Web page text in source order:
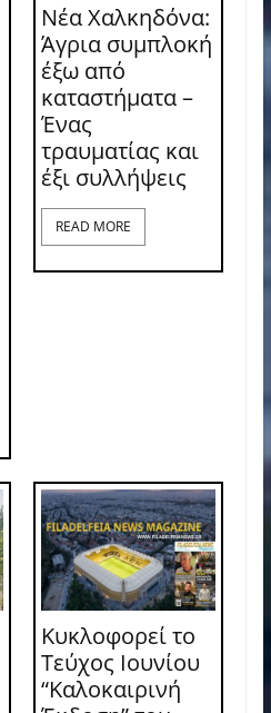
Νέα Χαλκηδόνα:
Άγρια συμπλοκή
έξω από
καταστήματα –
Ένας
τραυματίας και
έξι συλλήψεις
READ MORE
Κυκλοφορεί το
Τεύχος Ιουνίου
“Καλοκαιρινή